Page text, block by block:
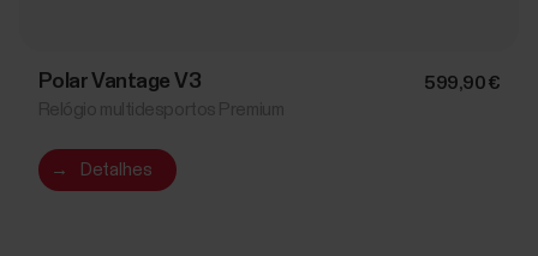
Polar Vantage V3 599,90 €
→ Detalhes